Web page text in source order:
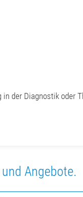
der Diagnostik oder
Angebote.